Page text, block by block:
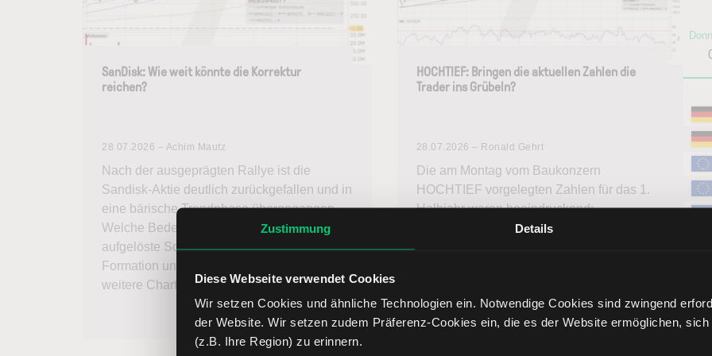
Zustimmung Details
Diese Webseite verwendet Cookies
Wir setzen Cookies und ähnliche Technologien ein. Notwendige Cookies sind zwingend
der Website. Wir setzen zudem Präferenz-Cookies ein, die es der Website ermöglichen,
(z.B. Ihre Region) zu erinnern.
SanDisk: Wie weit könnte die Korrektur
reichen?
28.07.2026 – Achim Mautz
Nach der ausgeprägten Rallye ist die
Sandisk-Aktie deutlich zurückgefallen und in
eine bärische Trendphase übergegangen.
Welche Bedeutung haben die nach unten
aufgelöste Schulter-Kopf-Schulter-
Formation und die 200-Tage-Linie für das
weitere Chartbild?
Weiterlesen
HOCHTIEF: Bringen die aktuellen Zahlen die
Trader ins Grübeln?
28.07.2026 – Ronald Gehrt
Die am Montag vom Baukonzern
HOCHTIEF vorgelegten Zahlen für das 1.
Halbjahr waren beeindruckend;
Wachstumsraten wie diese sieht man in
Weiterlesen